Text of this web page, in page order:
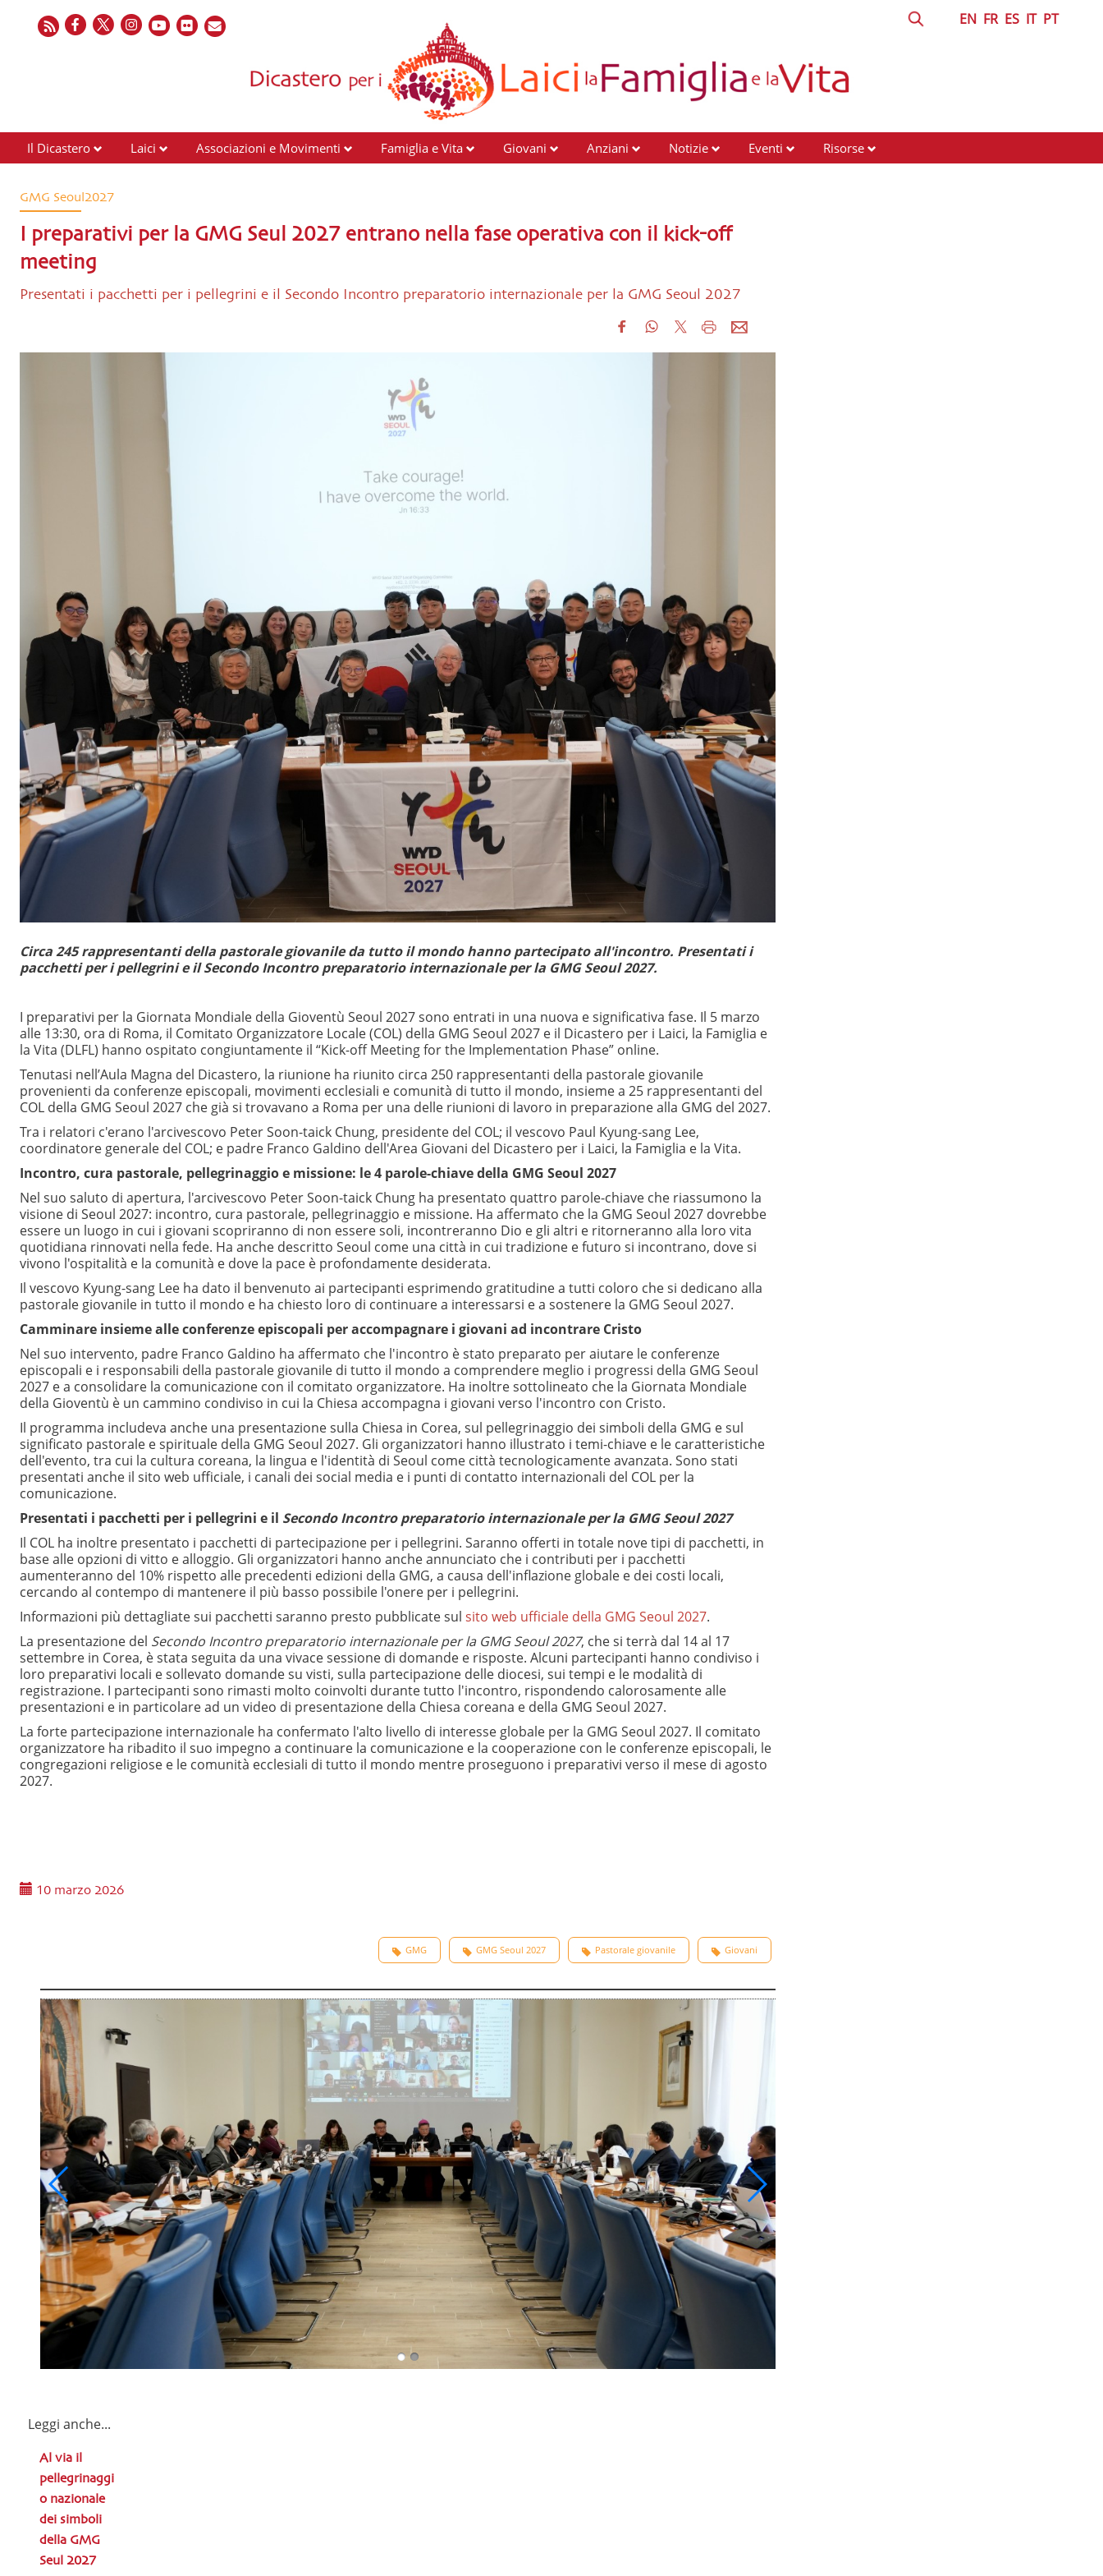
EN FR ES IT PT
Il Dicastero Laici Associazioni e Movimenti Famiglia e Vita Giovani Anziani Notizie Eventi Risorse
GMG Seoul2027
I preparativi per la GMG Seul 2027 entrano nella fase operativa con il kick-off
meeting
Presentati i pacchetti per i pellegrini e il Secondo Incontro preparatorio internazionale per la GMG Seoul 2027
Circa 245 rappresentanti della pastorale giovanile da tutto il mondo hanno partecipato all'incontro. Presentati i
pacchetti per i pellegrini e il Secondo Incontro preparatorio internazionale per la GMG Seoul 2027.
I preparativi per la Giornata Mondiale della Gioventù Seoul 2027 sono entrati in una nuova e significativa fase. Il 5 marzo
alle 13:30, ora di Roma, il Comitato Organizzatore Locale (COL) della GMG Seoul 2027 e il Dicastero per i Laici, la Famiglia e
la Vita (DLFL) hanno ospitato congiuntamente il “Kick-off Meeting for the Implementation Phase” online.
Tenutasi nell’Aula Magna del Dicastero, la riunione ha riunito circa 250 rappresentanti della pastorale giovanile
provenienti da conferenze episcopali, movimenti ecclesiali e comunità di tutto il mondo, insieme a 25 rappresentanti del
COL della GMG Seoul 2027 che già si trovavano a Roma per una delle riunioni di lavoro in preparazione alla GMG del 2027.
Tra i relatori c'erano l'arcivescovo Peter Soon-taick Chung, presidente del COL; il vescovo Paul Kyung-sang Lee,
coordinatore generale del COL; e padre Franco Galdino dell'Area Giovani del Dicastero per i Laici, la Famiglia e la Vita.
Incontro, cura pastorale, pellegrinaggio e missione: le 4 parole-chiave della GMG Seoul 2027
Nel suo saluto di apertura, l'arcivescovo Peter Soon-taick Chung ha presentato quattro parole-chiave che riassumono la
visione di Seoul 2027: incontro, cura pastorale, pellegrinaggio e missione. Ha affermato che la GMG Seoul 2027 dovrebbe
essere un luogo in cui i giovani scopriranno di non essere soli, incontreranno Dio e gli altri e ritorneranno alla loro vita
quotidiana rinnovati nella fede. Ha anche descritto Seoul come una città in cui tradizione e futuro si incontrano, dove si
vivono l'ospitalità e la comunità e dove la pace è profondamente desiderata.
Il vescovo Kyung-sang Lee ha dato il benvenuto ai partecipanti esprimendo gratitudine a tutti coloro che si dedicano alla
pastorale giovanile in tutto il mondo e ha chiesto loro di continuare a interessarsi e a sostenere la GMG Seoul 2027.
Camminare insieme alle conferenze episcopali per accompagnare i giovani ad incontrare Cristo
Nel suo intervento, padre Franco Galdino ha affermato che l'incontro è stato preparato per aiutare le conferenze
episcopali e i responsabili della pastorale giovanile di tutto il mondo a comprendere meglio i progressi della GMG Seoul
2027 e a consolidare la comunicazione con il comitato organizzatore. Ha inoltre sottolineato che la Giornata Mondiale
della Gioventù è un cammino condiviso in cui la Chiesa accompagna i giovani verso l'incontro con Cristo.
Il programma includeva anche una presentazione sulla Chiesa in Corea, sul pellegrinaggio dei simboli della GMG e sul
significato pastorale e spirituale della GMG Seoul 2027. Gli organizzatori hanno illustrato i temi-chiave e le caratteristiche
dell'evento, tra cui la cultura coreana, la lingua e l'identità di Seoul come città tecnologicamente avanzata. Sono stati
presentati anche il sito web ufficiale, i canali dei social media e i punti di contatto internazionali del COL per la
comunicazione.
Presentati i pacchetti per i pellegrini e il Secondo Incontro preparatorio internazionale per la GMG Seoul 2027
Il COL ha inoltre presentato i pacchetti di partecipazione per i pellegrini. Saranno offerti in totale nove tipi di pacchetti, in
base alle opzioni di vitto e alloggio. Gli organizzatori hanno anche annunciato che i contributi per i pacchetti
aumenteranno del 10% rispetto alle precedenti edizioni della GMG, a causa dell'inflazione globale e dei costi locali,
cercando al contempo di mantenere il più basso possibile l'onere per i pellegrini.
Informazioni più dettagliate sui pacchetti saranno presto pubblicate sul sito web ufficiale della GMG Seoul 2027.
La presentazione del Secondo Incontro preparatorio internazionale per la GMG Seoul 2027, che si terrà dal 14 al 17
settembre in Corea, è stata seguita da una vivace sessione di domande e risposte. Alcuni partecipanti hanno condiviso i
loro preparativi locali e sollevato domande su visti, sulla partecipazione delle diocesi, sui tempi e le modalità di
registrazione. I partecipanti sono rimasti molto coinvolti durante tutto l'incontro, rispondendo calorosamente alle
presentazioni e in particolare ad un video di presentazione della Chiesa coreana e della GMG Seoul 2027.
La forte partecipazione internazionale ha confermato l'alto livello di interesse globale per la GMG Seoul 2027. Il comitato
organizzatore ha ribadito il suo impegno a continuare la comunicazione e la cooperazione con le conferenze episcopali, le
congregazioni religiose e le comunità ecclesiali di tutto il mondo mentre proseguono i preparativi verso il mese di agosto
2027.
10 marzo 2026
Giovani
Pastorale giovanile
GMG Seoul 2027
GMG
Leggi anche...
Al via il
pellegrinaggi
o nazionale
dei simboli
della GMG
Seul 2027